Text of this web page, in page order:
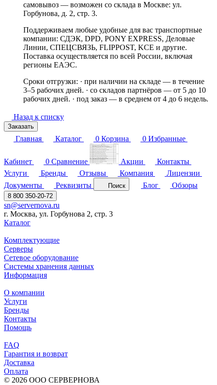
самовывоз — возможен со склада в Москве: ул.
Горбунова, д. 2, стр. 3.
Поддерживаем любые удобные для вас транспортные
компании: СДЭК, DPD, PONY EXPRESS, Деловые
Линии, СПЕЦСВЯЗЬ, FLIPPOST, KCE и другие.
Поставка осуществляется по всей России, включая
регионы ЕАЭС.
Сроки отгрузки: · при наличии на складе — в течение
3–5 рабочих дней. · со складов партнёров — от 5 до 10
рабочих дней. · под заказ — в среднем от 4 до 6 недель.
Назад к списку
Заказать
Главная Каталог 0 Корзина 0 Избранные
Кабинет 0 Сравнение Акции
Контакты
Услуги
Бренды Отзывы Компания
Лицензии
Документы
Реквизиты Поиск Блог Обзоры
8 800 350-20-72
sn@servernova.ru
г. Москва, ул. Горбунова 2, стр. 3
Каталог
Комплектующие
Серверы
Сетевое оборудование
Системы хранения данных
Информация
О компании
Услуги
Бренды
Контакты
Помощь
FAQ
Гарантия и возврат
Доставка
Оплата
© 2026 ООО СЕРВЕРНОВА